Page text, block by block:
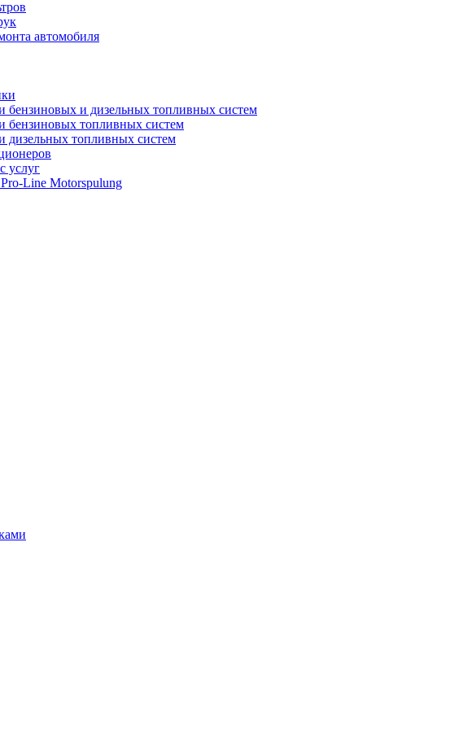
автомобиля
бензиновых и дизельных топливных систем
бензиновых топливных систем
дизельных топливных систем
услуг
Line Motorspulung